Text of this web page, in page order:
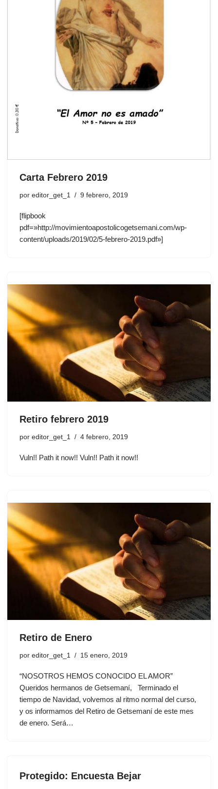
Carta Febrero 2019
por editor_get_1 9 febrero, 2019
[flipbook
pdf=»http://movimientoapostolicogetsemani.com/wp-
content/uploads/2019/02/5-febrero-2019.pdf»]
Retiro febrero 2019
por editor_get_1 4 febrero, 2019
Vuln!! Path it now!! Vuln!! Path it now!!
Retiro de Enero
por editor_get_1 15 enero, 2019
“NOSOTROS HEMOS CONOCIDO EL AMOR”
Queridos hermanos de Getsemaní, Terminado el
tiempo de Navidad, volvemos al ritmo normal del curso,
y os informamos del Retiro de Getsemaní de este mes
de enero. Será…
Protegido: Encuesta Bejar